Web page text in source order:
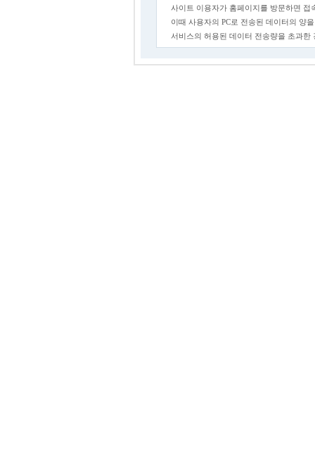
사이트 이용자가 홈페이지를 방문하면 접
이때 사용자의 PC로 전송된 데이터의 양
서비스의 허용된 데이터 전송량을 초과